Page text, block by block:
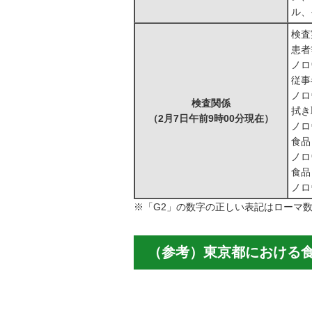
ル
検査関係
（2月7日午前9時00分現在）
検
患
ノ
従
ノ
拭
ノ
食
ノ
食
ノ
※「G2」の数字の正しい表記はローマ
（参考）東京都における